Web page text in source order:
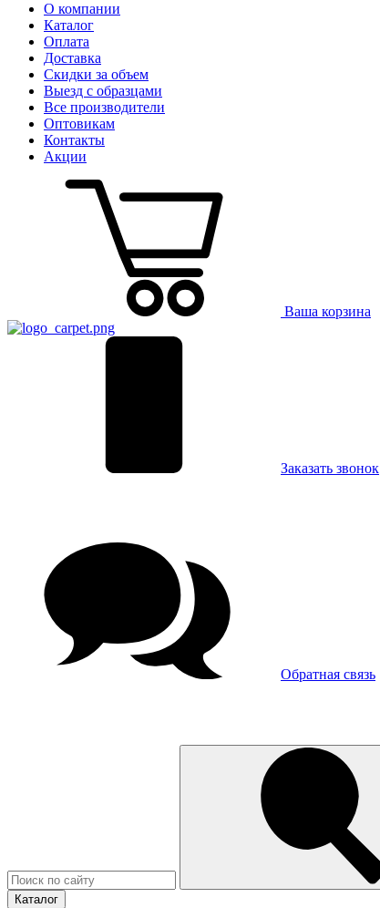
О компании
Каталог
Оплата
Доставка
Скидки за объем
Выезд с образцами
Все производители
Оптовикам
Контакты
Акции
Ваша корзина
Заказать звонок
Обратная связь
Каталог